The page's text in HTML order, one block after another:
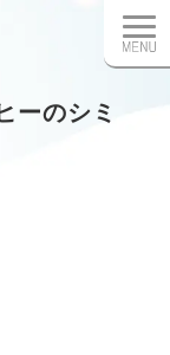
ーのシミ